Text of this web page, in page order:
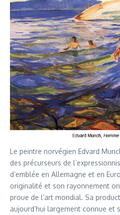
Le peintre norvégien Edvard
des précurseurs de
d’emblée en Allemagne et en
originalité et son rayonnement
proue de l’art mondial. Sa
aujourd’hui largement connue et